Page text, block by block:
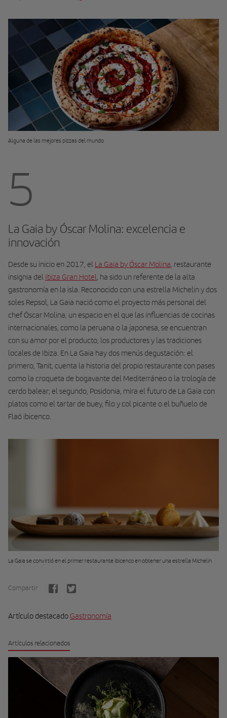
Alguna de las mejores pizzas del mundo
5
La Gaia by Óscar Molina: excelencia e
innovación
Desde su inicio en 2017, el La Gaia by Óscar Molina, restaurante
insignia del Ibiza Gran Hotel, ha sido un referente de la alta
gastronomía en la isla. Reconocido con una estrella Michelin y dos
soles Repsol, La Gaia nació como el proyecto más personal del
chef Óscar Molina, un espacio en el que las influencias de cocinas
internacionales, como la peruana o la japonesa, se encuentran
con su amor por el producto, los productores y las tradiciones
locales de Ibiza. En La Gaia hay dos menús degustación: el
primero, Tanit, cuenta la historia del propio restaurante con pases
como la croqueta de bogavante del Mediterráneo o la trología de
cerdo balear; el segundo, Posidonia, mira el futuro de La Gaia con
platos como el tartar de buey, filo y col picante o el buñuelo de
Flaó ibicenco.
La Gaia se convirtió en el primer restaurante ibicenco en obtener una estrella Michelin
Compartir
Artículo destacado Gastronomía
Artículos relacionados